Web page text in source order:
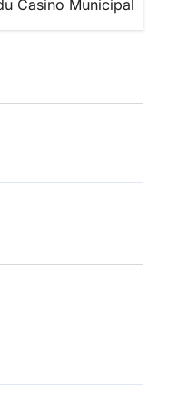
Casino Municipal